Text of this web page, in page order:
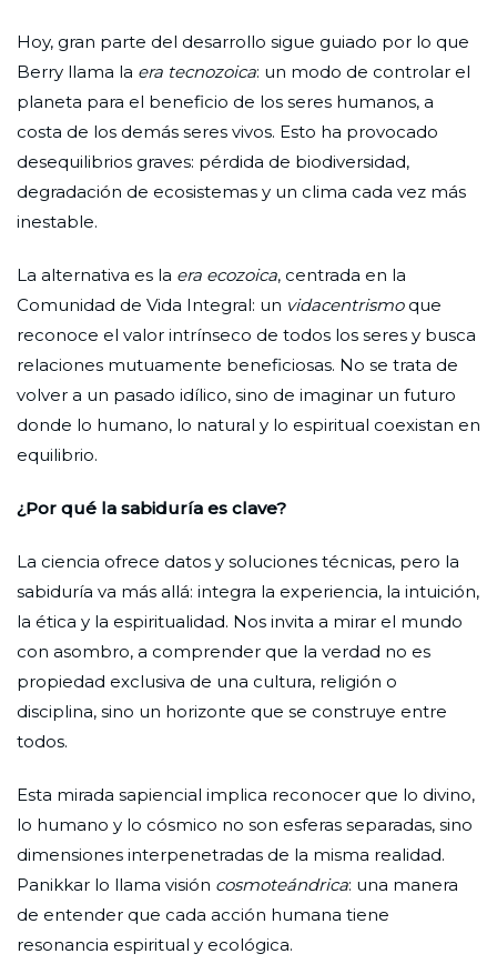
Hoy, gran parte del desarrollo sigue guiado por lo que
Berry llama la era tecnozoica: un modo de controlar el
planeta para el beneficio de los seres humanos, a
costa de los demás seres vivos. Esto ha provocado
desequilibrios graves: pérdida de biodiversidad,
degradación de ecosistemas y un clima cada vez más
inestable.
La alternativa es la era ecozoica, centrada en la
Comunidad de Vida Integral: un vidacentrismoque
reconoce el valor intrínseco de todos los seres y busca
relaciones mutuamente beneficiosas. No se trata de
volver a un pasado idílico, sino de imaginar un futuro
donde lo humano, lo natural y lo espiritual coexistan en
equilibrio.
¿Por qué la sabiduría es clave?
La ciencia ofrece datos y soluciones técnicas, pero la
sabiduría va más allá: integra la experiencia, la intuición,
la ética y la espiritualidad. Nos invita a mirar el mundo
con asombro, a comprender que la verdad no es
propiedad exclusiva de una cultura, religión o
disciplina, sino un horizonte que se construye entre
todos.
Esta mirada sapiencial implica reconocer que lo divino,
lo humano y lo cósmico no son esferas separadas, sino
dimensiones interpenetradas de la misma realidad.
Panikkar lo llama visión cosmoteándrica: una manera
de entender que cada acción humana tiene
resonancia espiritual y ecológica.